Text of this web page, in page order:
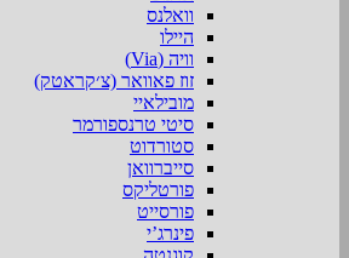
וואלנס
היילו
וויה (Via)
זוז פאוואר (צ׳קראטק)
מובילאיי
סיטי טרנספורמר
סטורדוט
סייברוואן
פורטליקס
פורסייט
פינרג’י